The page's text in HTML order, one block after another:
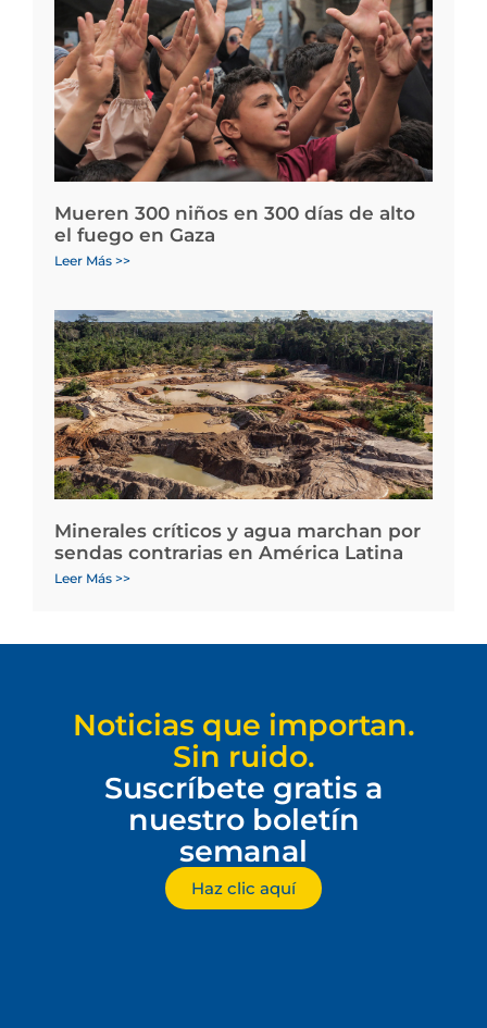
Mueren 300 niños en 300 días de alto
el fuego en Gaza
Leer Más >>
Minerales críticos y agua marchan por
sendas contrarias en América Latina
Leer Más >>
Noticias que importan.
Sin ruido.
Suscríbete gratis a
nuestro boletín
semanal
Haz clic aquí